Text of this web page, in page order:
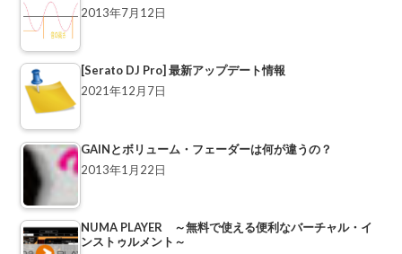
2013年7月12日
[Serato DJ Pro] 最新アップデート情報
2021年12月7日
GAINとボリューム・フェーダーは何が違うの？
2013年1月22日
NUMA PLAYER ～無料で使える便利なバーチャル・イ
ンストゥルメント～